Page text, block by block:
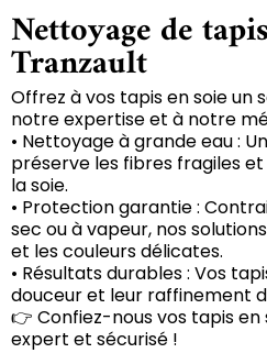
Nettoyage de
Tranzault
Offrez à vos tapis en soie un
notre expertise et à notre
• Nettoyage à grande eau :
préserve les fibres fragiles
la soie.
• Protection garantie :
sec ou à vapeur, nos
et les couleurs délicates.
• Résultats durables : Vos
douceur et leur raffinement
👉 Confiez-nous vos tapis
expert et sécurisé !